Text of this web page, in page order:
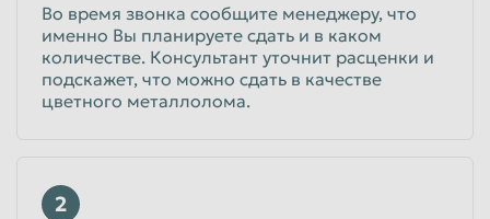
Во время звонка сообщите менеджеру, что
именно Вы планируете сдать и в каком
количестве. Консультант уточнит расценки и
подскажет, что можно сдать в качестве
цветного металлолома.
2